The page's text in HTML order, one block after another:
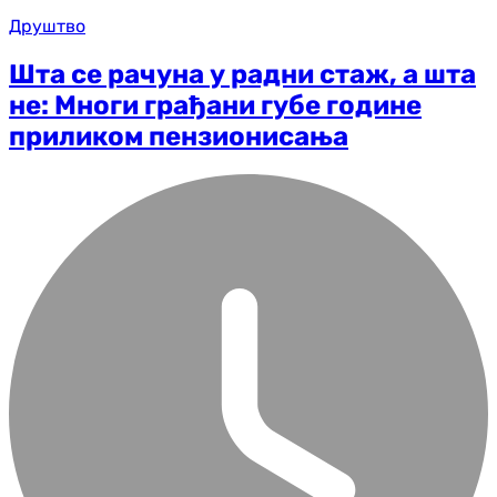
Друштво
Шта се рачуна у радни стаж, а шта
не: Многи грађани губе године
приликом пензионисања